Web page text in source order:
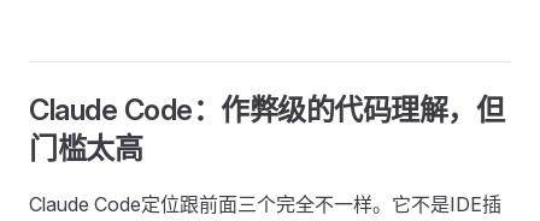
Claude Code：作弊级的代码理解，但
门槛太高
Claude Code定位跟前面三个完全不一样。它不是IDE插